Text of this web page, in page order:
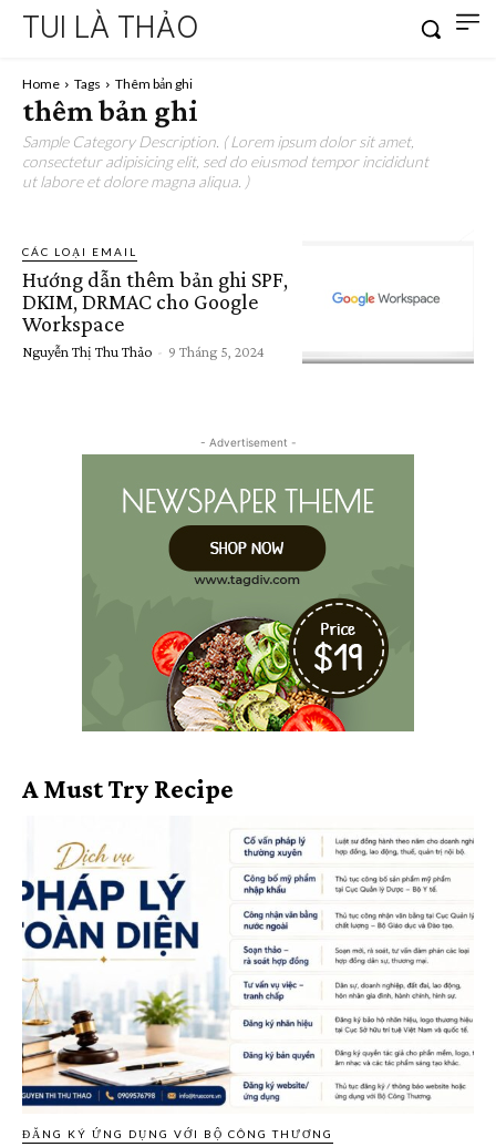
TUI LÀ THẢO
Home Tags Thêm bản ghi
thêm bản ghi
Sample Category Description. ( Lorem ipsum dolor sit amet,
consectetur adipisicing elit, sed do eiusmod tempor incididunt
ut labore et dolore magna aliqua. )
CÁC LOẠI EMAIL
Hướng dẫn thêm bản ghi SPF,
DKIM, DRMAC cho Google
Workspace
Nguyễn Thị Thu Thảo - 9 Tháng 5, 2024
- Advertisement -
A Must Try Recipe
ĐĂNG KÝ ỨNG DỤNG VỚI BỘ CÔNG THƯƠNG